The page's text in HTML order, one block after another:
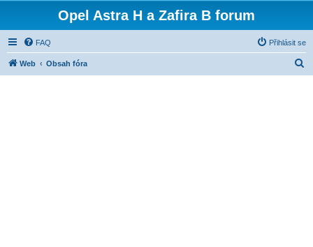
Opel Astra H a Zafira B forum
FAQ Přihlásit se
Web Obsah fóra